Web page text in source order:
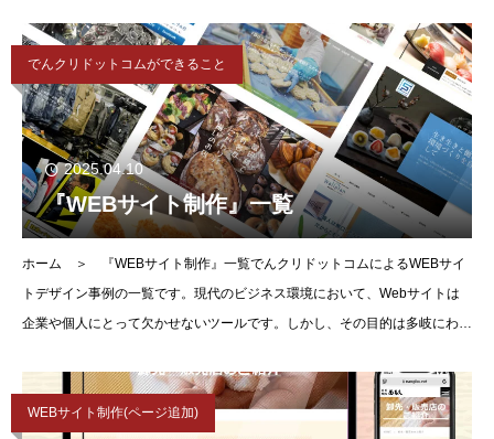
でんクリドットコムができること
2025.04.10
『WEBサイト制作』一覧
ホーム ＞ 『WEBサイト制作』一覧でんクリドットコムによるWEBサイ
トデザイン事例の一覧です。現代のビジネス環境において、Webサイトは
企業や個人にとって欠かせないツールです。しかし、その目的は多岐にわた
WEBサイト制作(ページ追加)